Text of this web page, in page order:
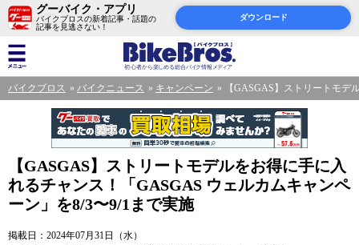
グーバイク・アプリ
バイクブロスの新着記事・話題の
記事を見逃さない！
ダウンロード
バイクブロス バイクニュース キャンペーン 【GASGAS】ストリートモ
【GASGAS】ストリートモデルをお得に手に入
れるチャンス！「GASGAS ウェルカムキャンペ
ーン」を8/3〜9/1まで実施
掲載日：2024年07月31日（水）